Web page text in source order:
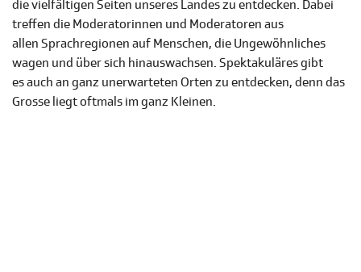
die vielfältigen Seiten unseres Landes zu entdecken. Dabei
treffen die Moderatorinnen und Moderatoren aus
allen Sprachregionen auf Menschen, die Ungewöhnliches
wagen und über sich hinauswachsen. Spektakuläres gibt
es auch an ganz unerwarteten Orten zu entdecken, denn das
Grosse liegt oftmals im ganz Kleinen.